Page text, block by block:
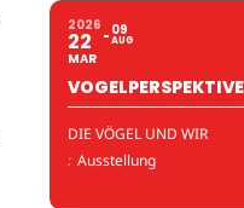
2026
22
MAR
09
AUG
DIE VÖGEL UND WIR
: Ausstellung